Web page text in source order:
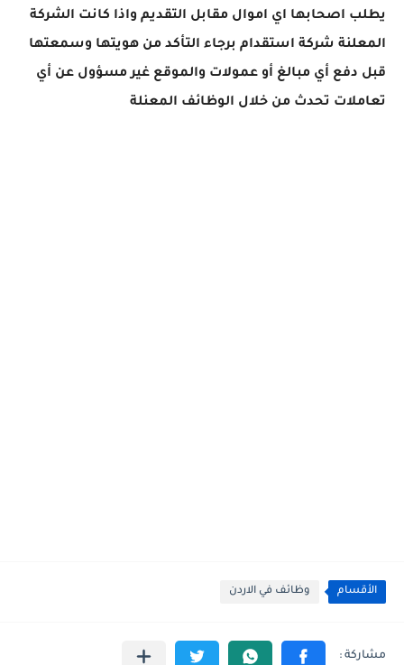
يطلب اصحابها اي اموال مقابل التقديم واذا كانت الشركة
المعلنة شركة استقدام برجاء التأكد من هويتها وسمعتها
قبل دفع أي مبالغ أو عمولات والموقع غير مسؤول عن أي
تعاملات تحدث من خلال الوظائف المعنلة
الأقسام وظائف في الاردن